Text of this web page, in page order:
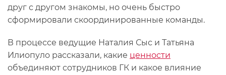
друг с другом знакомы, но очень быстро
сформировали скоординированные команды.
В процессе ведущие Наталия Сыс и Татьяна
Илиопуло рассказали, какие ценности
объединяют сотрудников ГК и какое влияние